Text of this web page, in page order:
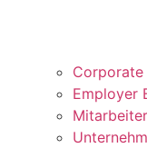
Employer